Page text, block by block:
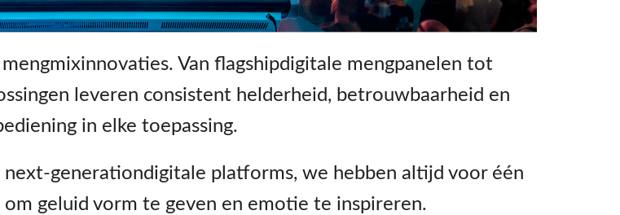
Van flagshipdigitale mengpanelen tot
leveren consistent helderheid, betrouwbaarheid en
in elke toepassing.
generationdigitale platforms, we hebben altijd voor één
geluid vorm te geven en emotie te inspireren.